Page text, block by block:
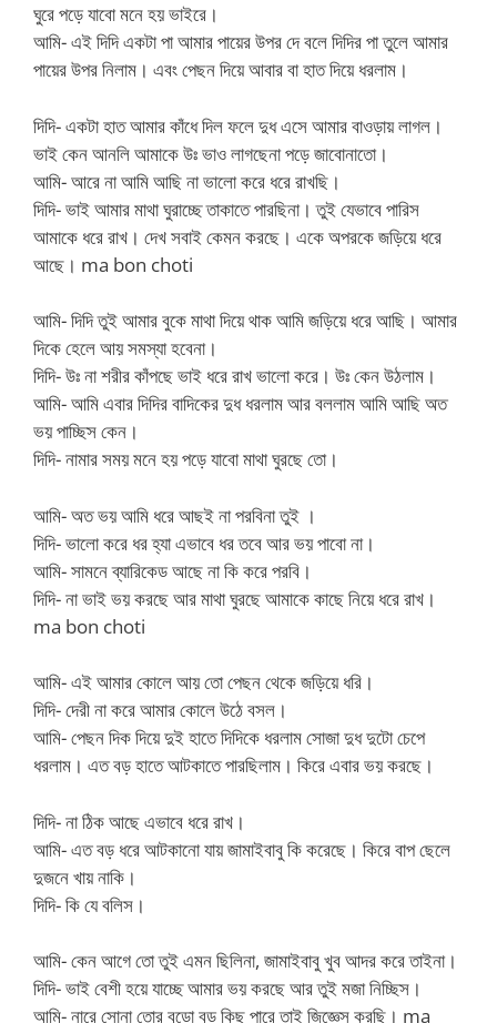
ঘুরে পড়ে যাবো মনে হয় ভাইরে।
আমি- এই দিদি একটা পা আমার পায়ের উপর দে বলে দিদির পা তুলে আমার
পায়ের উপর নিলাম। এবং পেছন দিয়ে আবার বা হাত দিয়ে ধরলাম।
দিদি- একটা হাত আমার কাঁধে দিল ফলে দুধ এসে আমার বাওড়ায় লাগল।
ভাই কেন আনলি আমাকে উঃ ভাও লাগছেনা পড়ে জাবোনাতো।
আমি- আরে না আমি আছি না ভালো করে ধরে রাখছি।
দিদি- ভাই আমার মাথা ঘুরাচ্ছে তাকাতে পারছিনা। তুই যেভাবে পারিস
আমাকে ধরে রাখ। দেখ সবাই কেমন করছে। একে অপরকে জড়িয়ে ধরে
আছে। ma bon choti
আমি- দিদি তুই আমার বুকে মাথা দিয়ে থাক আমি জড়িয়ে ধরে আছি। আমার
দিকে হেলে আয় সমস্যা হবেনা।
দিদি- উঃ না শরীর কাঁপছে ভাই ধরে রাখ ভালো করে। উঃ কেন উঠলাম।
আমি- আমি এবার দিদির বাদিকের দুধ ধরলাম আর বললাম আমি আছি অত
ভয় পাচ্ছিস কেন।
দিদি- নামার সময় মনে হয় পড়ে যাবো মাথা ঘুরছে তো।
আমি- অত ভয় আমি ধরে আছই না পরবিনা তুই ।
দিদি- ভালো করে ধর হ্যা এভাবে ধর তবে আর ভয় পাবো না।
আমি- সামনে ব্যারিকেড আছে না কি করে পরবি।
দিদি- না ভাই ভয় করছে আর মাথা ঘুরছে আমাকে কাছে নিয়ে ধরে রাখ।
ma bon choti
আমি- এই আমার কোলে আয় তো পেছন থেকে জড়িয়ে ধরি।
দিদি- দেরী না করে আমার কোলে উঠে বসল।
আমি- পেছন দিক দিয়ে দুই হাতে দিদিকে ধরলাম সোজা দুধ দুটো চেপে
ধরলাম। এত বড় হাতে আটকাতে পারছিলাম। কিরে এবার ভয় করছে।
দিদি- না ঠিক আছে এভাবে ধরে রাখ।
আমি- এত বড় ধরে আটকানো যায় জামাইবাবু কি করেছে। কিরে বাপ ছেলে
দুজনে খায় নাকি।
দিদি- কি যে বলিস।
আমি- কেন আগে তো তুই এমন ছিলিনা, জামাইবাবু খুব আদর করে তাইনা।
দিদি- ভাই বেশী হয়ে যাচ্ছে আমার ভয় করছে আর তুই মজা নিচ্ছিস।
আমি- নারে সোনা তোর বুড়ো বড় কিছু পারে তাই জিজ্ঞেস করছি। ma